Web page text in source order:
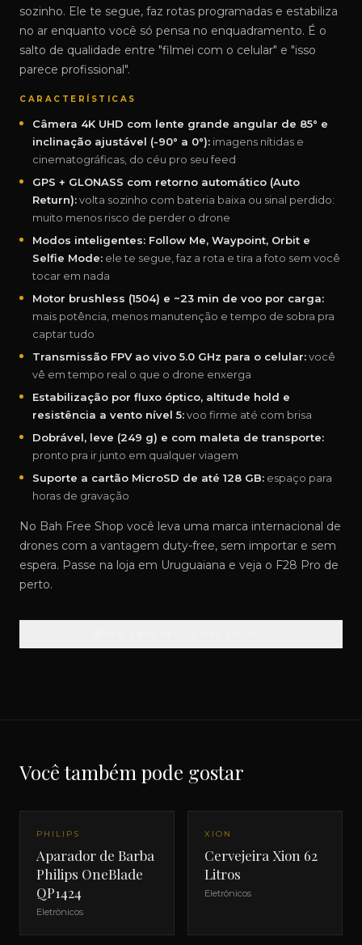
sozinho. Ele te segue, faz rotas programadas e estabiliza
no ar enquanto você só pensa no enquadramento. É o
salto de qualidade entre "filmei com o celular" e "isso
parece profissional".
CARACTERÍSTICAS
Câmera 4K UHD com lente grande angular de 85° e
inclinação ajustável (-90° a 0°): imagens nítidas e
cinematográficas, do céu pro seu feed
GPS + GLONASS com retorno automático (Auto
Return):volta sozinho com bateria baixa ou sinal perdido:
muito menos risco de perder o drone
Modos inteligentes: Follow Me, Waypoint, Orbit e
Selfie Mode: ele te segue, faz a rota e tira a foto sem você
tocar em nada
Motor brushless (1504) e ~23 min de voo por carga:
mais potência, menos manutenção e tempo de sobra pra
captar tudo
Transmissão FPV ao vivo 5.0 GHz para o celular:você
vê em tempo real o que o drone enxerga
Estabilização por fluxo óptico, altitude hold e
resistência a vento nível 5:voo firme até com brisa
Dobrável, leve (249 g) e com maleta de transporte:
pronto pra ir junto em qualquer viagem
Suporte a cartão MicroSD de até 128 GB: espaço para
horas de gravação
No Bah Free Shop você leva uma marca internacional de
drones com a vantagem duty-free, sem importar e sem
espera. Passe na loja em Uruguaiana e veja o F28 Pro de
perto.
Você também pode gostar
PHILIPS
Aparador de Barba
Philips OneBlade
QP1424
Eletrônicos
XION
Cervejeira Xion 62
Litros
Eletrônicos